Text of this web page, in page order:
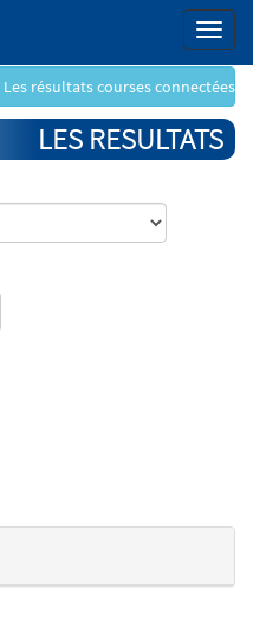
Menu
Les résultats courses connectées
LES RESULTATS